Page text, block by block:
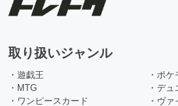
取り扱いジャンル
・遊戯王
・ポ
・MTG
・デ
・ワンピースカード
・ヴ